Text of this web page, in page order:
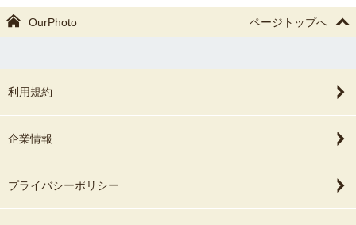
た。
OurPhoto ページトップへ
利用規約
企業情報
プライバシーポリシー